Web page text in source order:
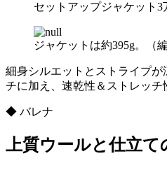
セットアップジャケット3
ジャケットは約395g。（
細身シルエットとストライプ
チに加え、速乾性＆ストレッ
◆ バレナ
上質ウールと仕立て